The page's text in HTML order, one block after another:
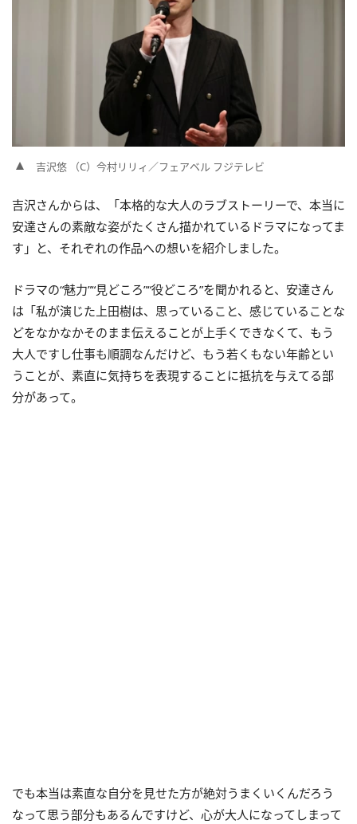
吉沢悠 （C）今村リリィ／フェアベル フジテレビ
吉沢さんからは、「本格的な大人のラブストーリーで、本当に
安達さんの素敵な姿がたくさん描かれているドラマになってま
す」と、それぞれの作品への想いを紹介しました。
ドラマの“魅力”“見どころ”“役どころ”を聞かれると、安達さん
は「私が演じた上田樹は、思っていること、感じていることな
どをなかなかそのまま伝えることが上手くできなくて、もう
大人ですし仕事も順調なんだけど、もう若くもない年齢とい
うことが、素直に気持ちを表現することに抵抗を与えてる部
分があって。
でも本当は素直な自分を見せた方が絶対うまくいくんだろう
なって思う部分もあるんですけど、心が大人になってしまって